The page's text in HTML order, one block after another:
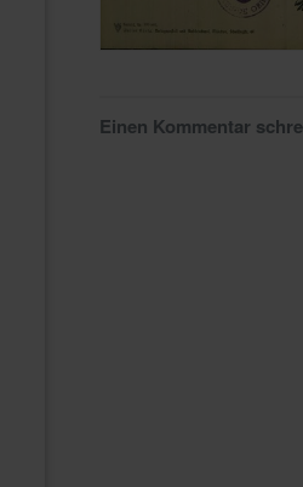
Einen Kommentar